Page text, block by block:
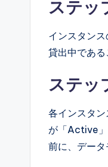
ステッ
インスタンス
貸出中であ
ステッ
各インスタン
が「Active
前に、データ